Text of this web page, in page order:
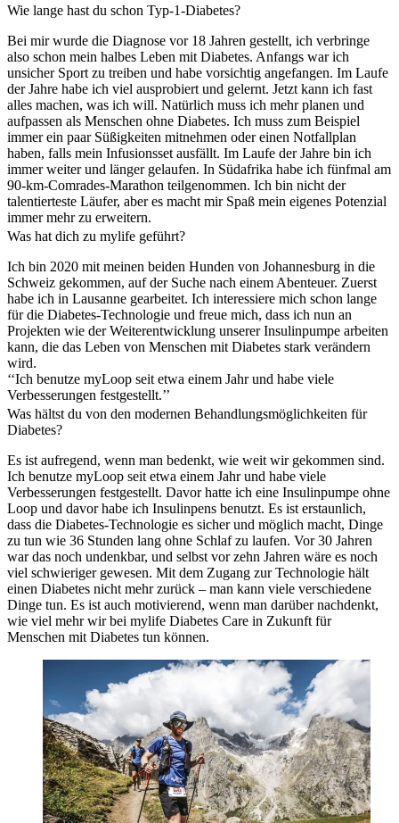
Wie lange hast du schon Typ-1-Diabetes?
Bei mir wurde die Diagnose vor 18 Jahren gestellt, ich verbringe
also schon mein halbes Leben mit Diabetes. Anfangs war ich
unsicher Sport zu treiben und habe vorsichtig angefangen. Im Laufe
der Jahre habe ich viel ausprobiert und gelernt. Jetzt kann ich fast
alles machen, was ich will. Natürlich muss ich mehr planen und
aufpassen als Menschen ohne Diabetes. Ich muss zum Beispiel
immer ein paar Süßigkeiten mitnehmen oder einen Notfallplan
haben, falls mein Infusionsset ausfällt. Im Laufe der Jahre bin ich
immer weiter und länger gelaufen. In Südafrika habe ich fünfmal am
90-km-Comrades-Marathon teilgenommen. Ich bin nicht der
talentierteste Läufer, aber es macht mir Spaß mein eigenes Potenzial
immer mehr zu erweitern.
Was hat dich zu mylife geführt?
Ich bin 2020 mit meinen beiden Hunden von Johannesburg in die
Schweiz gekommen, auf der Suche nach einem Abenteuer. Zuerst
habe ich in Lausanne gearbeitet. Ich interessiere mich schon lange
für die Diabetes-Technologie und freue mich, dass ich nun an
Projekten wie der Weiterentwicklung unserer Insulinpumpe arbeiten
kann, die das Leben von Menschen mit Diabetes stark verändern
wird.
‘‘Ich benutze myLoop seit etwa einem Jahr und habe viele
Verbesserungen festgestellt.’’
Was hältst du von den modernen Behandlungsmöglichkeiten für
Diabetes?
Es ist aufregend, wenn man bedenkt, wie weit wir gekommen sind.
Ich benutze myLoop seit etwa einem Jahr und habe viele
Verbesserungen festgestellt. Davor hatte ich eine Insulinpumpe ohne
Loop und davor habe ich Insulinpens benutzt. Es ist erstaunlich,
dass die Diabetes-Technologie es sicher und möglich macht, Dinge
zu tun wie 36 Stunden lang ohne Schlaf zu laufen. Vor 30 Jahren
war das noch undenkbar, und selbst vor zehn Jahren wäre es noch
viel schwieriger gewesen. Mit dem Zugang zur Technologie hält
einen Diabetes nicht mehr zurück – man kann viele verschiedene
Dinge tun. Es ist auch motivierend, wenn man darüber nachdenkt,
wie viel mehr wir bei mylife Diabetes Care in Zukunft für
Menschen mit Diabetes tun können.